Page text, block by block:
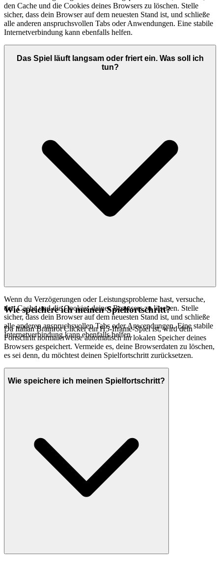
den Cache und die Cookies deines Browsers zu löschen. Stelle
sicher, dass dein Browser auf dem neuesten Stand ist, und schließe
alle anderen anspruchsvollen Tabs oder Anwendungen. Eine stabile
Internetverbindung kann ebenfalls helfen.
Das Spiel läuft langsam oder friert ein. Was soll ich
tun?
Wenn du Verzögerungen oder Leistungsprobleme hast, versuche,
den Cache und die Cookies deines Browsers zu löschen. Stelle
sicher, dass dein Browser auf dem neuesten Stand ist, und schließe
alle anderen anspruchsvollen Tabs oder Anwendungen. Eine stabile
Internetverbindung kann ebenfalls helfen.
Wie speichere ich meinen Spielfortschritt?
Da Italian Brainrot Clicker ein H5-Iframe-Spiel ist, wird dein
Fortschritt normalerweise automatisch im lokalen Speicher deines
Browsers gespeichert. Vermeide es, deine Browserdaten zu löschen,
es sei denn, du möchtest deinen Spielfortschritt zurücksetzen.
Wie speichere ich meinen Spielfortschritt?